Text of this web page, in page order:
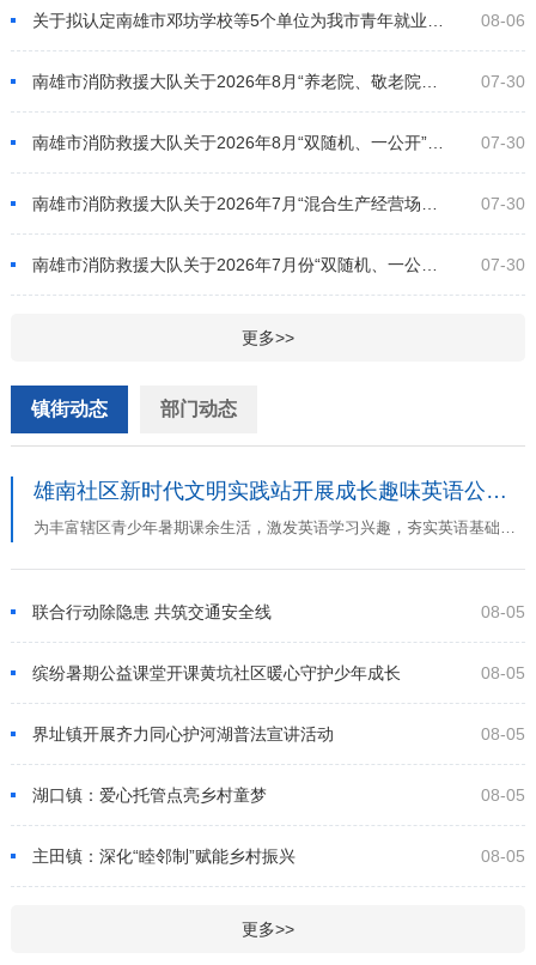
08-06
07-30
南雄市消防救援大队关于2026年8月“双随机、一公开”消防监督抽查计划的公告 07-30
07-30
南雄市消防救援大队关于2026年7月份“双随机、一公开”消防监督抽查结果的公告 07-30
更多>>
镇街动态 部门动态
雄南社区新时代文明实践站开展成长趣味英语公益课
联合行动除隐患 共筑交通安全线 08-05
缤纷暑期公益课堂开课黄坑社区暖心守护少年成长 08-05
界址镇开展齐力同心护河湖普法宣讲活动 08-05
湖口镇：爱心托管点亮乡村童梦 08-05
主田镇：深化“睦邻制”赋能乡村振兴 08-05
更多>>